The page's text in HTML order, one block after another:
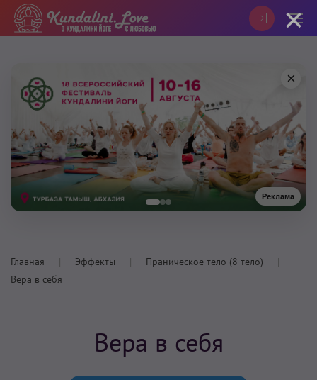
Реклама
×
Главная Эффекты
Праническое тело (8 тело)
Вера в себя
Вера в себя
×